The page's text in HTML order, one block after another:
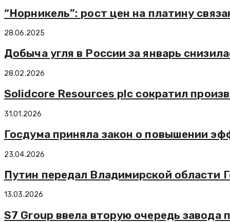
“Норникель”: рост цен на платину
28.06.2025
Добыча угля в России за январь
28.02.2026
Solidcore Resources plc сократил
31.01.2026
Госдума приняла закон о повышении
23.04.2026
Путин передал Владимирской области
13.03.2026
S7 Group ввела вторую очередь завода